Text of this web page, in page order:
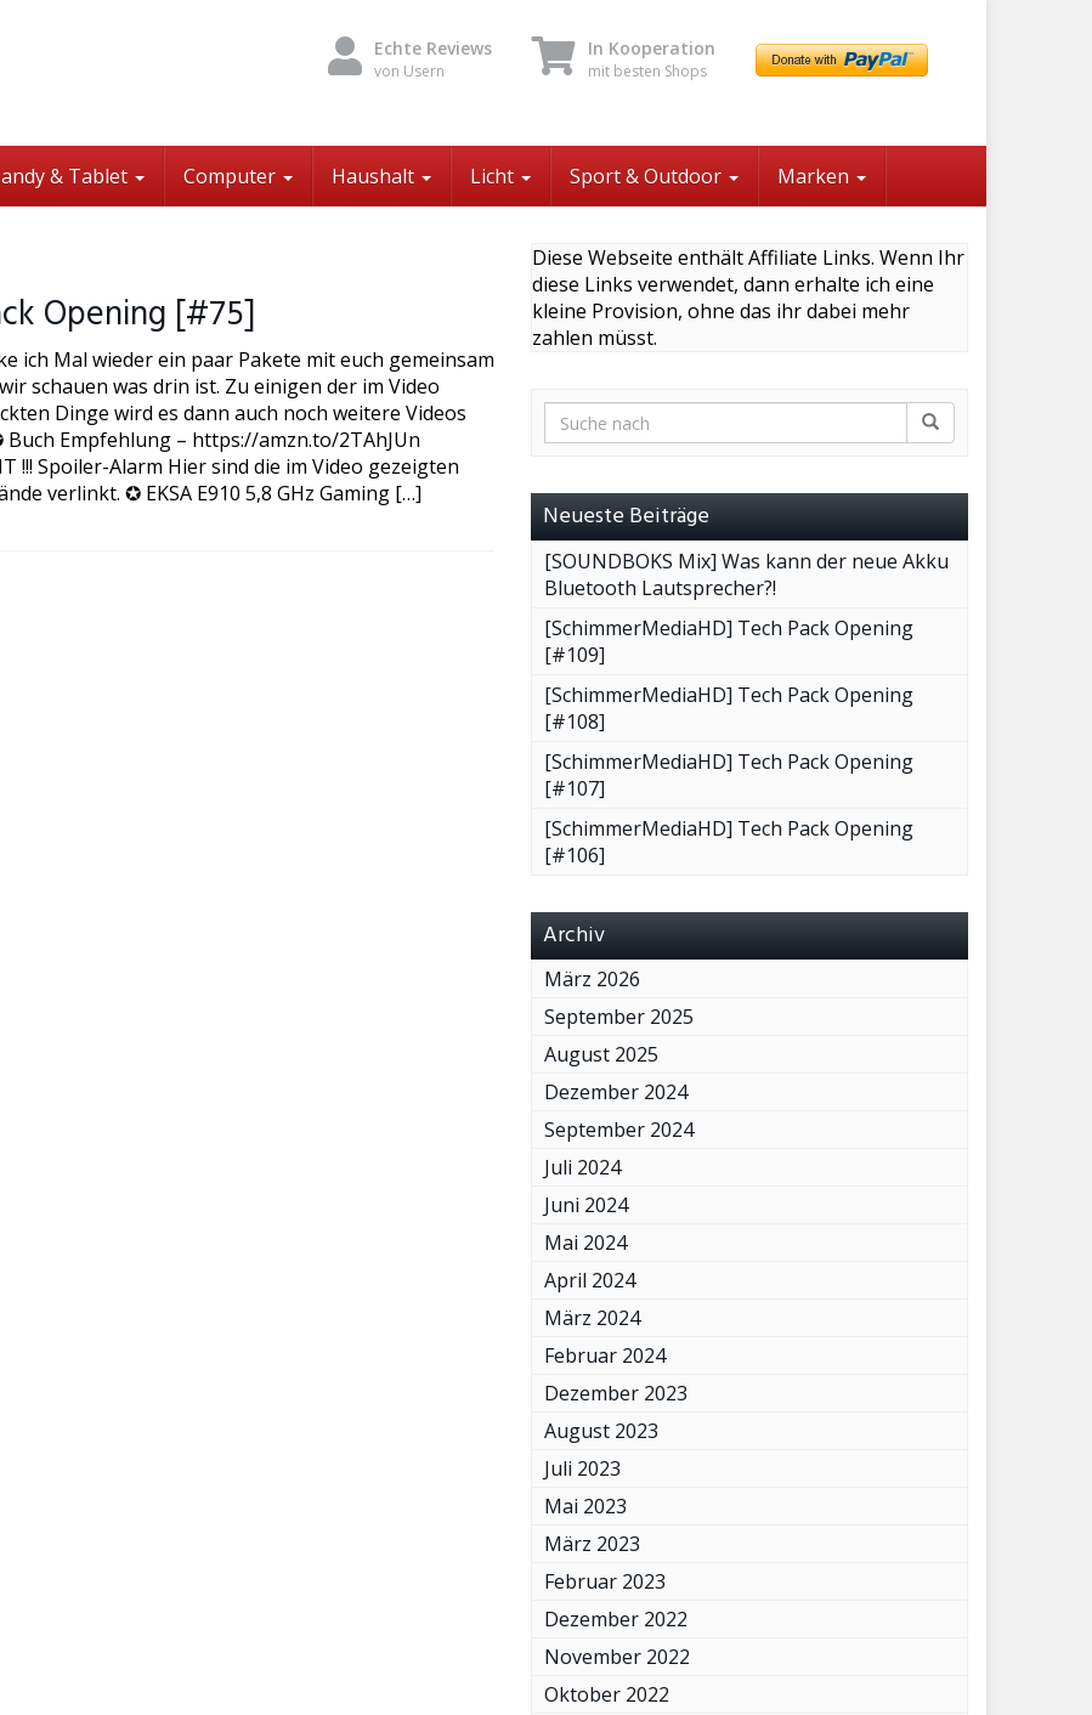
Echte Reviews
von Usern
In Kooperation
mit besten Shops
& Tablet Computer Haushalt Licht Sport & Outdoor Marken
Opening [#75]
ich Mal wieder ein paar Pakete mit euch gemeinsam
schauen was drin ist. Zu einigen der im Video
Dinge wird es dann auch noch weitere Videos
Buch Empfehlung – https://amzn.to/2TAhJUn
!!! Spoiler-Alarm Hier sind die im Video gezeigten
verlinkt. ✪ EKSA E910 5,8 GHz Gaming […]
Diese Webseite enthält Affiliate Links. Wenn Ihr
diese Links verwendet, dann erhalte ich eine
kleine Provision, ohne das ihr dabei mehr
zahlen müsst.
Neueste Beiträge
[SOUNDBOKS Mix] Was kann der neue Akku
Bluetooth Lautsprecher?!
[SchimmerMediaHD] Tech Pack Opening
[#109]
[SchimmerMediaHD] Tech Pack Opening
[#108]
[SchimmerMediaHD] Tech Pack Opening
[#107]
[SchimmerMediaHD] Tech Pack Opening
[#106]
Archiv
März 2026
September 2025
August 2025
Dezember 2024
September 2024
Juli 2024
Juni 2024
Mai 2024
April 2024
März 2024
Februar 2024
Dezember 2023
August 2023
Juli 2023
Mai 2023
März 2023
Februar 2023
Dezember 2022
November 2022
Oktober 2022